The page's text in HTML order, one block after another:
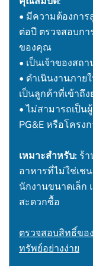
• มีความต้องกา
ต่อปี ตรวจสอบก
ของคุณ
• เป็นเจ้าของสถ
• ดําเนินงานภา
เป็นลูกค้าที่เข้าถึง
• ไม่สามารถเป็น
PG&E หรือโครง
เหมาะสําหรับ: ร้
อาหารที่ไม่ใช่เช
นักงานขนาดเล็ก
สะดวกซื้อ
ตรวจสอบสิทธิ์ขอ
ทรัพย์อย่างง่าย